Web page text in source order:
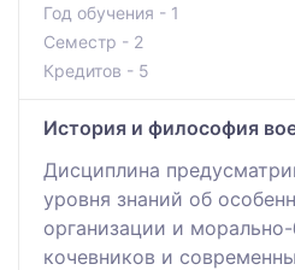
Год обучения - 1
Семестр - 2
Кредитов - 5
История и философия
Дисциплина
уровня знаний об
организации и
кочевников и